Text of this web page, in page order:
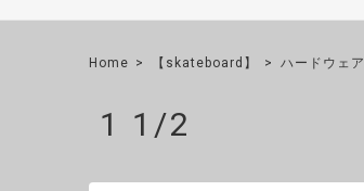
Home 【skateboard】 ハードウェア
1 1/2